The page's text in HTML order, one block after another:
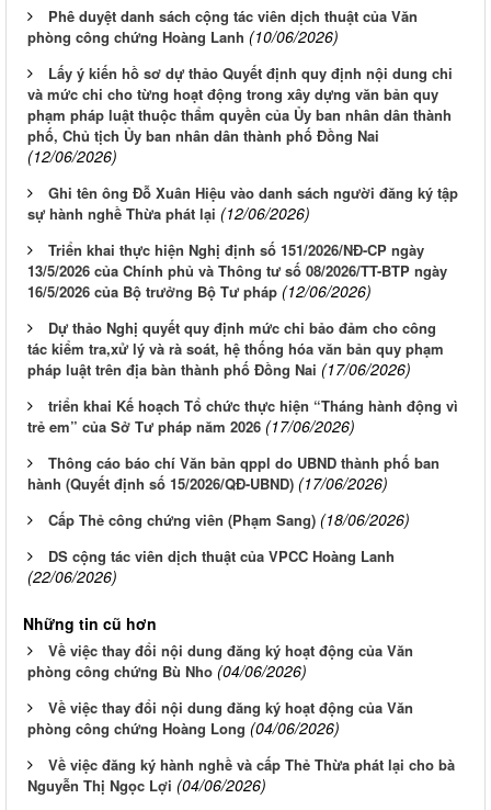
Phê duyệt danh sách cộng tác viên dịch thuật của Văn
phòng công chứng Hoàng Lanh (10/06/2026)
Lấy ý kiến hồ sơ dự thảo Quyết định quy định nội dung chi
và mức chi cho từng hoạt động trong xây dựng văn bản quy
phạm pháp luật thuộc thẩm quyền của Ủy ban nhân dân thành
phố, Chủ tịch Ủy ban nhân dân thành phố Đồng Nai
(12/06/2026)
Ghi tên ông Đỗ Xuân Hiệu vào danh sách người đăng ký tập
sự hành nghề Thừa phát lại (12/06/2026)
Triển khai thực hiện Nghị định số 151/2026/NĐ-CP ngày
13/5/2026 của Chính phủ và Thông tư số 08/2026/TT-BTP ngày
16/5/2026 của Bộ trưởng Bộ Tư pháp (12/06/2026)
Dự thảo Nghị quyết quy định mức chi bảo đảm cho công
tác kiểm tra,xử lý và rà soát, hệ thống hóa văn bản quy phạm
pháp luật trên địa bàn thành phố Đồng Nai (17/06/2026)
triển khai Kế hoạch Tổ chức thực hiện “Tháng hành động vì
trẻ em” của Sở Tư pháp năm 2026 (17/06/2026)
Thông cáo báo chí Văn bản qppl do UBND thành phố ban
hành (Quyết định số 15/2026/QĐ-UBND) (17/06/2026)
Cấp Thẻ công chứng viên (Phạm Sang) (18/06/2026)
DS cộng tác viên dịch thuật của VPCC Hoàng Lanh
(22/06/2026)
Những tin cũ hơn
Về việc thay đổi nội dung đăng ký hoạt động của Văn
phòng công chứng Bù Nho (04/06/2026)
Về việc thay đổi nội dung đăng ký hoạt động của Văn
phòng công chứng Hoàng Long (04/06/2026)
Về việc đăng ký hành nghề và cấp Thẻ Thừa phát lại cho bà
Nguyễn Thị Ngọc Lợi (04/06/2026)